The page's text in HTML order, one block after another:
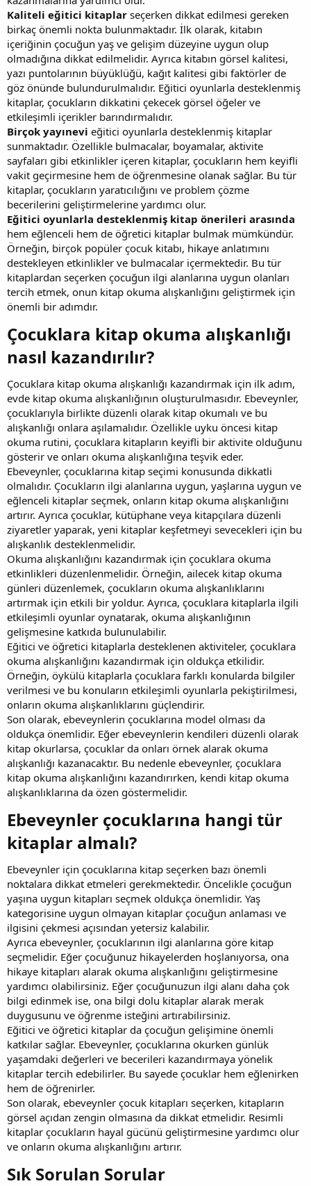
Kaliteli eğitici kitaplar seçerken dikkat edilmesi gereken
birkaç önemli nokta bulunmaktadır. İlk olarak, kitabın
içeriğinin çocuğun yaş ve gelişim düzeyine uygun olup
olmadığına dikkat edilmelidir. Ayrıca kitabın görsel kalitesi,
yazı puntolarının büyüklüğü, kağıt kalitesi gibi faktörler de
göz önünde bulundurulmalıdır. Eğitici oyunlarla desteklenmiş
kitaplar, çocukların dikkatini çekecek görsel öğeler ve
etkileşimli içerikler barındırmalıdır.
Birçok yayınevi eğitici oyunlarla desteklenmiş kitaplar
sunmaktadır. Özellikle bulmacalar, boyamalar, aktivite
sayfaları gibi etkinlikler içeren kitaplar, çocukların hem keyifli
vakit geçirmesine hem de öğrenmesine olanak sağlar. Bu tür
kitaplar, çocukların yaratıcılığını ve problem çözme
becerilerini geliştirmelerine yardımcı olur.
Eğitici oyunlarla desteklenmiş kitap önerileri arasında
hem eğlenceli hem de öğretici kitaplar bulmak mümkündür.
Örneğin, birçok popüler çocuk kitabı, hikaye anlatımını
destekleyen etkinlikler ve bulmacalar içermektedir. Bu tür
kitaplardan seçerken çocuğun ilgi alanlarına uygun olanları
tercih etmek, onun kitap okuma alışkanlığını geliştirmek için
önemli bir adımdır.
Çocuklara kitap okuma alışkanlığı
nasıl kazandırılır?​
Çocuklara kitap okuma alışkanlığı kazandırmak için ilk adım,
evde kitap okuma alışkanlığının oluşturulmasıdır. Ebeveynler,
çocuklarıyla birlikte düzenli olarak kitap okumalı ve bu
alışkanlığı onlara aşılamalıdır. Özellikle uyku öncesi kitap
okuma rutini, çocuklara kitapların keyifli bir aktivite olduğunu
gösterir ve onları okuma alışkanlığına teşvik eder.
Ebeveynler, çocuklarına kitap seçimi konusunda dikkatli
olmalıdır. Çocukların ilgi alanlarına uygun, yaşlarına uygun ve
eğlenceli kitaplar seçmek, onların kitap okuma alışkanlığını
artırır. Ayrıca çocuklar, kütüphane veya kitapçılara düzenli
ziyaretler yaparak, yeni kitaplar keşfetmeyi sevecekleri için bu
alışkanlık desteklenmelidir.
Okuma alışkanlığını kazandırmak için çocuklara okuma
etkinlikleri düzenlenmelidir. Örneğin, ailecek kitap okuma
günleri düzenlemek, çocukların okuma alışkanlıklarını
artırmak için etkili bir yoldur. Ayrıca, çocuklara kitaplarla ilgili
etkileşimli oyunlar oynatarak, okuma alışkanlığının
gelişmesine katkıda bulunulabilir.
Eğitici ve öğretici kitaplarla desteklenen aktiviteler, çocuklara
okuma alışkanlığını kazandırmak için oldukça etkilidir.
Örneğin, öykülü kitaplarla çocuklara farklı konularda bilgiler
verilmesi ve bu konuların etkileşimli oyunlarla pekiştirilmesi,
onların okuma alışkanlıklarını güçlendirir.
Son olarak, ebeveynlerin çocuklarına model olması da
oldukça önemlidir. Eğer ebeveynlerin kendileri düzenli olarak
kitap okurlarsa, çocuklar da onları örnek alarak okuma
alışkanlığı kazanacaktır. Bu nedenle ebeveynler, çocuklara
kitap okuma alışkanlığını kazandırırken, kendi kitap okuma
alışkanlıklarına da özen göstermelidir.
Ebeveynler çocuklarına hangi tür
kitaplar almalı?​
Ebeveynler için çocuklarına kitap seçerken bazı önemli
noktalara dikkat etmeleri gerekmektedir. Öncelikle çocuğun
yaşına uygun kitapları seçmek oldukça önemlidir. Yaş
kategorisine uygun olmayan kitaplar çocuğun anlaması ve
ilgisini çekmesi açısından yetersiz kalabilir.
Ayrıca ebeveynler, çocuklarının ilgi alanlarına göre kitap
seçmelidir. Eğer çocuğunuz hikayelerden hoşlanıyorsa, ona
hikaye kitapları alarak okuma alışkanlığını geliştirmesine
yardımcı olabilirsiniz. Eğer çocuğunuzun ilgi alanı daha çok
bilgi edinmek ise, ona bilgi dolu kitaplar alarak merak
duygusunu ve öğrenme isteğini artırabilirsiniz.
Eğitici ve öğretici kitaplar da çocuğun gelişimine önemli
katkılar sağlar. Ebeveynler, çocuklarına okurken günlük
yaşamdaki değerleri ve becerileri kazandırmaya yönelik
kitaplar tercih edebilirler. Bu sayede çocuklar hem eğlenirken
hem de öğrenirler.
Son olarak, ebeveynler çocuk kitapları seçerken, kitapların
görsel açıdan zengin olmasına da dikkat etmelidir. Resimli
kitaplar çocukların hayal gücünü geliştirmesine yardımcı olur
ve onların okuma alışkanlığını artırır.
Sık Sorulan Sorular​